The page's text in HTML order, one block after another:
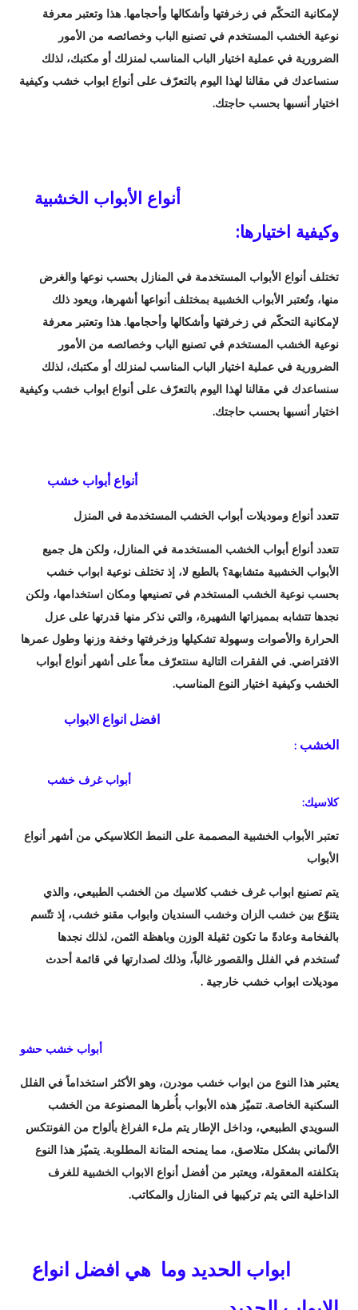
لإمكانية التحكّم في زخرفتها وأشكالها وأحجامها. هذا وتعتبر معرفة
نوعية الخشب المستخدم في تصنيع الباب وخصائصه من الأمور
الضرورية في عملية اختيار الباب المناسب لمنزلك أو مكتبك، لذلك
سنساعدك في مقالنا لهذا اليوم بالتعرّف على أنواع ابواب خشب وكيفية
اختيار أنسبها بحسب حاجتك.
أنواع الأبواب الخشبية
وكيفية اختيارها:
تختلف أنواع الأبواب المستخدمة في المنازل بحسب نوعها والغرض
منها، وتُعتبر الأبواب الخشبية بمختلف أنواعها أشهرها، ويعود ذلك
لإمكانية التحكّم في زخرفتها وأشكالها وأحجامها. هذا وتعتبر معرفة
نوعية الخشب المستخدم في تصنيع الباب وخصائصه من الأمور
الضرورية في عملية اختيار الباب المناسب لمنزلك أو مكتبك، لذلك
سنساعدك في مقالنا لهذا اليوم بالتعرّف على أنواع ابواب خشب وكيفية
اختيار أنسبها بحسب حاجتك.
أنواع أبواب خشب
تتعدد أنواع وموديلات أبواب الخشب المستخدمة في المنزل
تتعدد أنواع أبواب الخشب المستخدمة في المنازل، ولكن هل جميع
الأبواب الخشبية متشابهة؟ بالطبع لا، إذ تختلف نوعية ابواب خشب
بحسب نوعية الخشب المستخدم في تصنيعها ومكان استخدامها، ولكن
نجدها تتشابه بمميزاتها الشهيرة، والتي نذكر منها قدرتها على عزل
الحرارة والأصوات وسهولة تشكيلها وزخرفتها وخفة وزنها وطول عمرها
الافتراضي. في الفقرات التالية سنتعرّف معاً على أشهر أنواع أبواب
الخشب وكيفية اختيار النوع المناسب.
افضل انواع الابواب
الخشب :
أبواب غرف خشب
كلاسيك:
تعتبر الأبواب الخشبية المصممة على النمط الكلاسيكي من أشهر أنواع
الأبواب
يتم تصنيع ابواب غرف خشب كلاسيك من الخشب الطبيعي، والذي
يتنوّع بين خشب الزان وخشب السنديان وابواب مقنو خشب، إذ تتّسم
بالفخامة وعادةً ما تكون ثقيلة الوزن وباهظة الثمن، لذلك نجدها
تُستخدم في الفلل والقصور غالباً، وذلك لصدارتها في قائمة أحدث
موديلات ابواب خشب خارجية .
أبواب خشب حشو
يعتبر هذا النوع من ابواب خشب مودرن، وهو الأكثر استخداماً في الفلل
السكنية الخاصة. تتميّز هذه الأبواب بأُطرها المصنوعة من الخشب
السويدي الطبيعي، وداخل الإطار يتم ملء الفراغ بألواح من الفونتكس
الألماني بشكل متلاصق، مما يمنحه المتانة المطلوبة. يتميّز هذا النوع
بتكلفته المعقولة، ويعتبر من أفضل أنواع الابواب الخشبية للغرف
الداخلية التي يتم تركيبها في المنازل والمكاتب.
ابواب الحديد وما هي افضل انواع